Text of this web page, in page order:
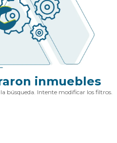
inmuebles
búsqueda. Intente modificar los filtros.